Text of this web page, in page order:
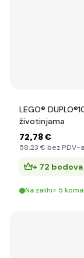
LEGO®
životinjama
72,78 €
58,23 € bez PDV-a
+ 72 bodova
Na zalihi> 5